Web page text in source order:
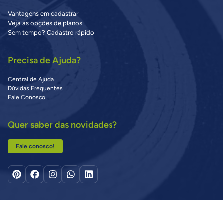
Vantagens em cadastrar
Veja as opções de planos
Sem tempo? Cadastro rápido
Precisa de Ajuda?
Central de Ajuda
Dúvidas Frequentes
Fale Conosco
Quer saber das novidades?
Fale conosco!